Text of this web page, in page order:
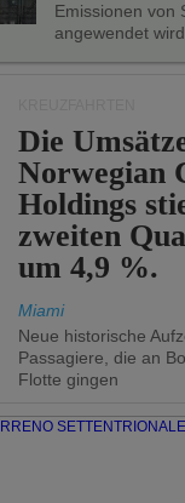
Emissionen von
angewendet
Die
Norwegian
Holdings
zweiten
um 4,9 %.
Miami
Neue historische
Passagiere, die an
Flotte gingen